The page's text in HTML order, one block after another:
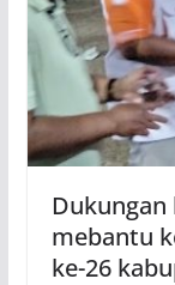
Dukungan
mebantu
ke-26